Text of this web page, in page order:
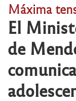
Máxima
El
de